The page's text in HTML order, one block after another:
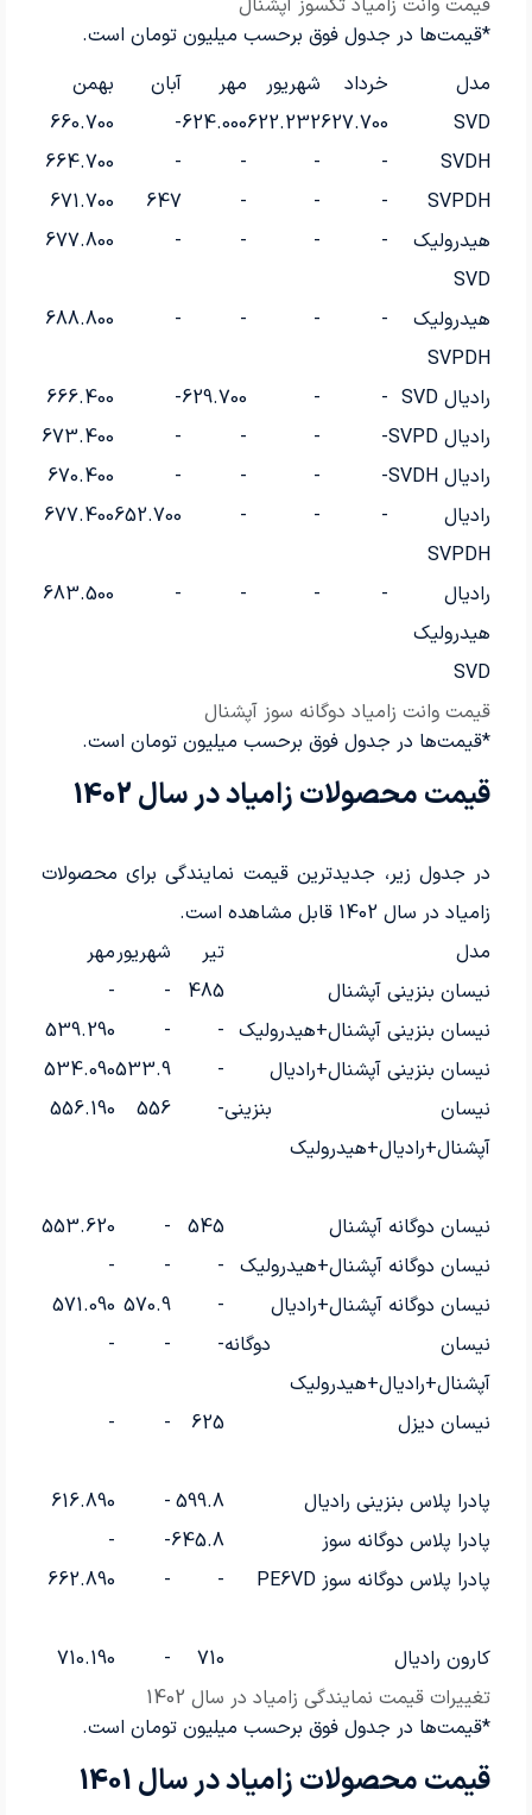
قیمت وانت زامیاد تکسوز آپشنال
*قیمت‌ها در جدول فوق برحسب میلیون تومان است.
قیمت وانت زامیاد دوگانه سوز آپشنال
مدل خرداد شهریور مهر آبان
بهمن
SVD
627.700
622.232
624.000
-
660.700
SVDH
-
-
-
-
664.700
SVPDH
-
-
-
647
671.700
هیدرولیک
SVD
-
-
-
-
677.800
هیدرولیک
SVPDH
-
-
-
-
688.800
رادیال SVD -
-
629.700
-
666.400
رادیال SVPD
-
-
-
-
673.400
رادیال SVDH
-
-
-
-
670.400
رادیال
SVPDH
-
-
-
652.700
677.400
رادیال
هیدرولیک
SVD
-
-
-
-
683.500
*قیمت‌ها در جدول فوق برحسب میلیون تومان است.
قیمت محصولات زامیاد در سال 1402
در جدول زیر، جدیدترین قیمت نمایندگی برای محصولات
زامیاد در سال 1402 قابل مشاهده است.
تغییرات قیمت نمایندگی زامیاد در سال 1402
مدل تیر شهریورمهر
نیسان بنزینی آپشنال
485
-
-
نیسان بنزینی آپشنال+هیدرولیک -
-
539.290
نیسان بنزینی آپشنال+رادیال
-
533.9
534.090
نیسان بنزینی
آپشنال+رادیال+هیدرولیک
-
556
556.190
نیسان دوگانه آپشنال 545
-
553.620
نیسان دوگانه آپشنال+هیدرولیک -
-
-
نیسان دوگانه آپشنال+رادیال
-
570.9
571.090
نیسان دوگانه
آپشنال+رادیال+هیدرولیک
-
-
-
نیسان دیزل 625
-
-
پادرا پلاس بنزینی رادیال 599.8
-
616.890
پادرا پلاس دوگانه سوز
645.8
-
-
پادرا پلاس دوگانه سوز PE6VD
-
-
662.890
کارون رادیال 710
-
710.190
*قیمت‌ها در جدول فوق برحسب میلیون تومان است.
قیمت محصولات زامیاد در سال 1401